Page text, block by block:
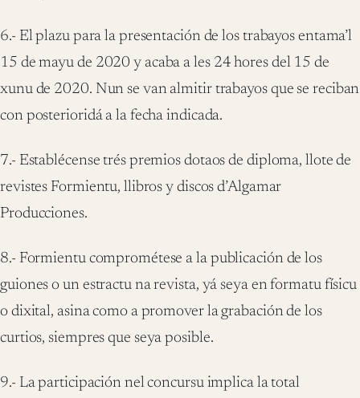
6.- El plazu para la presentación de los trabayos entama’l
15 de mayu de 2020 y acaba a les 24 hores del 15 de
xunu de 2020. Nun se van almitir trabayos que se reciban
con posterioridá a la fecha indicada.
7.- Establécense trés premios dotaos de diploma, llote de
revistes Formientu, llibros y discos d’Algamar
Producciones.
8.- Formientu comprométese a la publicación de los
guiones o un estractu na revista, yá seya en formatu físicu
o dixital, asina como a promover la grabación de los
curtios, siempres que seya posible.
9.- La participación nel concursu implica la total